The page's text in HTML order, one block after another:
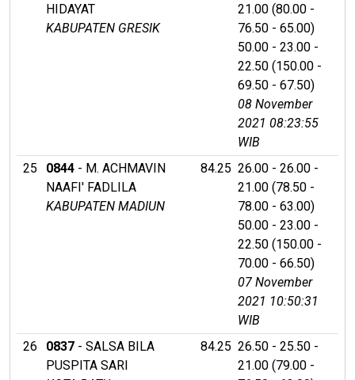
HIDAYAT
KABUPATEN GRESIK
21.00 (80.00 -
76.50 - 65.00)
50.00 - 23.00 -
22.50 (150.00 -
69.50 - 67.50)
08 November
2021 08:23:55
WIB
25
0844 - M. ACHMAVIN
NAAFI' FADLILA
KABUPATEN MADIUN
84.25 26.00 - 26.00 -
21.00 (78.50 -
78.00 - 63.00)
50.00 - 23.00 -
22.50 (150.00 -
70.00 - 66.50)
07 November
2021 10:50:31
WIB
26
0837 - SALSA BILA
PUSPITA SARI
84.25 26.50 - 25.50 -
21.00 (79.00 -